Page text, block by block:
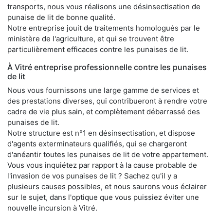
transports, nous vous réalisons une désinsectisation de
punaise de lit de bonne qualité.
Notre entreprise jouit de traitements homologués par le
ministère de l'agriculture, et qui se trouvent être
particulièrement efficaces contre les punaises de lit.
À Vitré entreprise professionnelle contre les punaises
de lit
Nous vous fournissons une large gamme de services et
des prestations diverses, qui contribueront à rendre votre
cadre de vie plus sain, et complètement débarrassé des
punaises de lit.
Notre structure est n°1 en désinsectisation, et dispose
d'agents exterminateurs qualifiés, qui se chargeront
d'anéantir toutes les punaises de lit de votre appartement.
Vous vous inquiétez par rapport à la cause probable de
l'invasion de vos punaises de lit ? Sachez qu'il y a
plusieurs causes possibles, et nous saurons vous éclairer
sur le sujet, dans l'optique que vous puissiez éviter une
nouvelle incursion à Vitré.